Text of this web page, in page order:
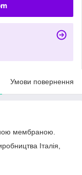
Умови повернення
мембраною.
Італія,